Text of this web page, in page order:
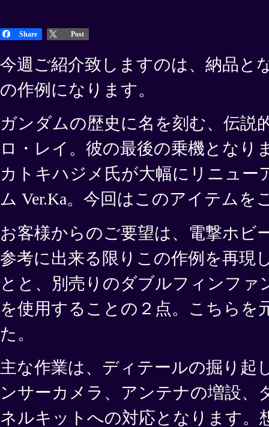
Share Post
今週ご紹介致しますのは、納品と
の作例になります。
ガンダムの歴史に名を刻む、伝説
ロ・レイ。彼の最後の乗機となり
カトキハジメ氏が大幅にリニュー
ム Ver.Ka。今回はこのアイテムを
お客様からのご要望は、電撃ホビ
参考に出来る限りこの作例を再現
とと、別売りのダブルフィンファ
を使用することの２点。こちらを
た。
主な作業は、ディテールの掘り起
ンサーカメラ、アンテナの増設、
ネルキットへの対応となります。